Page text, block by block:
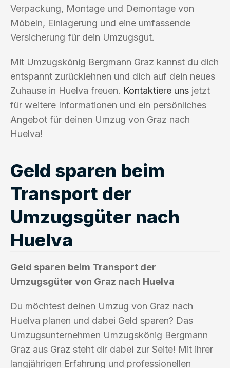
Verpackung, Montage und Demontage von
Möbeln, Einlagerung und eine umfassende
Versicherung für dein Umzugsgut.
Mit Umzugskönig Bergmann Graz kannst du dich
entspannt zurücklehnen und dich auf dein neues
Zuhause in Huelva freuen. Kontaktiere uns jetzt
für weitere Informationen und ein persönliches
Angebot für deinen Umzug von Graz nach
Huelva!
Geld sparen beim
Transport der
Umzugsgüter nach
Huelva
Geld sparen beim Transport der
Umzugsgüter von Graz nach Huelva
Du möchtest deinen Umzug von Graz nach
Huelva planen und dabei Geld sparen? Das
Umzugsunternehmen Umzugskönig Bergmann
Graz aus Graz steht dir dabei zur Seite! Mit ihrer
langjährigen Erfahrung und professionellen